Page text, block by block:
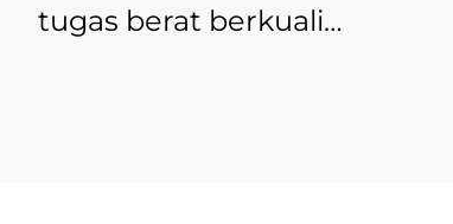
tugas berat berkualiti